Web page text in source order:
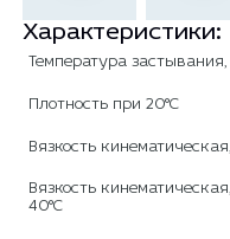
Характеристики:
Температура застывания,
Плотность при 20°С
Вязкость
Вязкость
40°С